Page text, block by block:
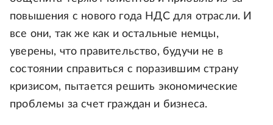
повышения с нового года НДС для отрасли. И
все они, так же как и остальные немцы,
уверены, что правительство, будучи не в
состоянии справиться с поразившим страну
кризисом, пытается решить экономические
проблемы за счет граждан и бизнеса.